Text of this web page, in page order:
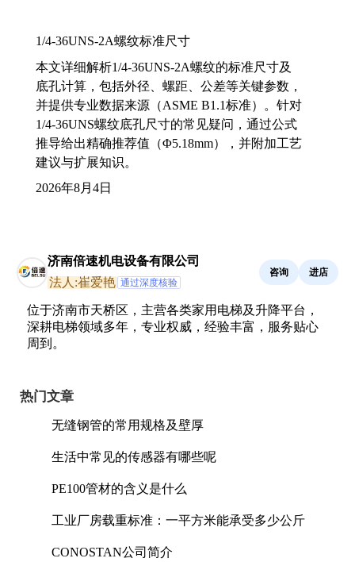
1/4-36UNS-2A螺纹标准尺寸
本文详细解析1/4-36UNS-2A螺纹的标准尺寸及
底孔计算，包括外径、螺距、公差等关键参数，
并提供专业数据来源（ASME B1.1标准）。针对
1/4-36UNS螺纹底孔尺寸的常见疑问，通过公式
推导给出精确推荐值（Φ5.18mm），并附加工艺
建议与扩展知识。
2026年8月4日
济南倍速机电设备有限公司
法人:崔爱艳 通过深度核验
咨询 进店
位于济南市天桥区，主营各类家用电梯及升降平台，
深耕电梯领域多年，专业权威，经验丰富，服务贴心
周到。
热门文章
无缝钢管的常用规格及壁厚
生活中常见的传感器有哪些呢
PE100管材的含义是什么
工业厂房载重标准：一平方米能承受多少公斤
CONOSTAN公司简介